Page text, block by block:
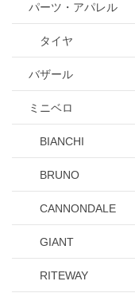
パーツ・アパレル
タイヤ
バザール
ミニベロ
BIANCHI
BRUNO
CANNONDALE
GIANT
RITEWAY